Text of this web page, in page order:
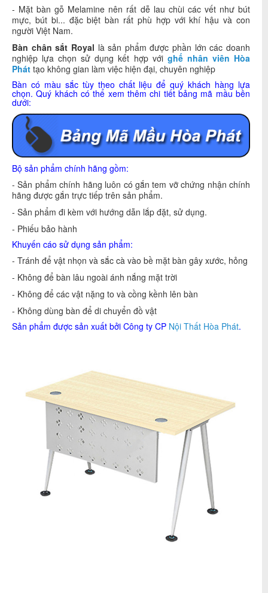
- Mặt bàn gỗ Melamine nên rất dễ lau chùi các vết như bút
mực, bút bi... đặc biệt bàn rất phù hợp với khí hậu và con
người Việt Nam.
Bàn chân sắt Royal là sản phẩm được phần lớn các doanh
nghiệp lựa chọn sử dụng kết hợp với ghế nhân viên Hòa
Phát tạo không gian làm việc hiện đại, chuyên nghiệp
Bàn có màu sắc tùy theo chất liệu để quý khách hàng lựa
chọn. Quý khách có thể xem thêm chi tiết bảng mã mầu bên
dưới:
Bộ sản phẩm chính hãng gồm:
- Sản phẩm chính hãng luôn có gắn tem vỡ chứng nhận chính
hãng được gắn trực tiếp trên sản phẩm.
- Sản phẩm đi kèm với hướng dẫn lắp đặt, sử dụng.
- Phiếu bảo hành
Khuyến cáo sử dụng sản phẩm:
- Tránh để vật nhọn và sắc cà vào bề mặt bàn gây xước, hỏng
- Không để bàn lâu ngoài ánh nắng mặt trời
- Không để các vật nặng to và cồng kềnh lên bàn
- Không dùng bàn để di chuyển đồ vật
Sản phẩm được sản xuất bởi Công ty CP Nội Thất Hòa Phát.